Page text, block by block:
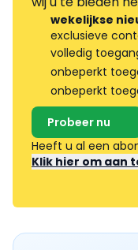
wekelijkse
exclusieve
volledig
onbeperkt
onbeperkt
Probeer nu
Heeft u al een
Klik hier om aan